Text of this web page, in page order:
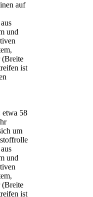
auf
und
(Breite
ist
etwa 58
um
und
(Breite
ist